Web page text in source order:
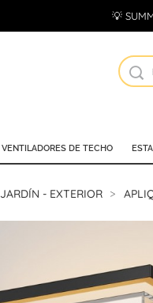
💡
VENTILADORES DE TECHO
JARDÍN - EXTERIOR